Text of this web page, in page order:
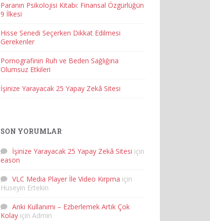
Paranın Psikolojisi Kitabı: Finansal Özgürlüğün
9 İlkesi
Hisse Senedi Seçerken Dikkat Edilmesi
Gerekenler
Pornografinin Ruh ve Beden Sağlığına
Olumsuz Etkileri
İşinize Yarayacak 25 Yapay Zekâ Sitesi
SON YORUMLAR
İşinize Yarayacak 25 Yapay Zekâ Sitesi için
eason
VLC Media Player İle Video Kırpma için
Huseyin Ertekin
Anki Kullanımı – Ezberlemek Artık Çok
Kolay için Admin